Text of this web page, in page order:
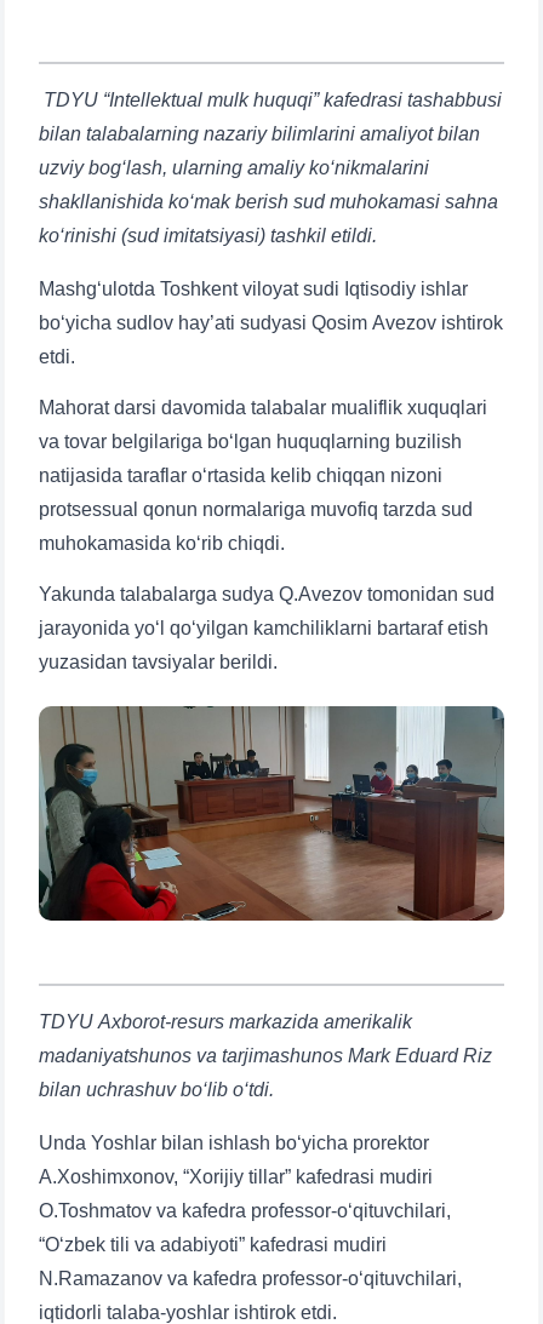
TDYU “Intellektual mulk huquqi” kafedrasi tashabbusi
bilan talabalarning nazariy bilimlarini amaliyot bilan
uzviy bog‘lash, ularning amaliy ko‘nikmalarini
shakllanishida ko‘mak berish sud muhokamasi sahna
ko‘rinishi (sud imitatsiyasi) tashkil etildi.
Mashg‘ulotda Toshkent viloyat sudi Iqtisodiy ishlar
bo‘yicha sudlov hay’ati sudyasi Qosim Avezov ishtirok
etdi.
Mahorat darsi davomida talabalar mualiflik xuquqlari
va tovar belgilariga bo‘lgan huquqlarning buzilish
natijasida taraflar o‘rtasida kelib chiqqan nizoni
protsessual qonun normalariga muvofiq tarzda sud
muhokamasida ko‘rib chiqdi.
Yakunda talabalarga sudya Q.Avezov tomonidan sud
jarayonida yo‘l qo‘yilgan kamchiliklarni bartaraf etish
yuzasidan tavsiyalar berildi.
TDYU Axborot-resurs markazida amerikalik
madaniyatshunos va tarjimashunos Mark Eduard Riz
bilan uchrashuv bo‘lib o‘tdi.
Unda Yoshlar bilan ishlash bo‘yicha prorektor
A.Xoshimxonov, “Xorijiy tillar” kafedrasi mudiri
O.Toshmatov va kafedra professor-o‘qituvchilari,
“O‘zbek tili va adabiyoti” kafedrasi mudiri
N.Ramazanov va kafedra professor-o‘qituvchilari,
iqtidorli talaba-yoshlar ishtirok etdi.